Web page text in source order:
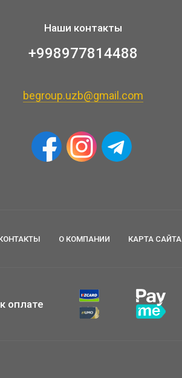
Наши контакты
+998977814488
begroup.uzb@gmail.com
О КОМПАНИИ КАРТА САЙТА
оплате